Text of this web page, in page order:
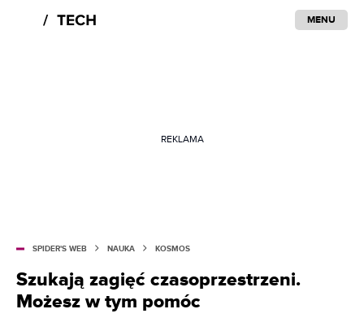
MENU
REKLAMA
SPIDER'S WEB NAUKA KOSMOS
Szukają zagięć czasoprzestrzeni.
Możesz w tym pomóc